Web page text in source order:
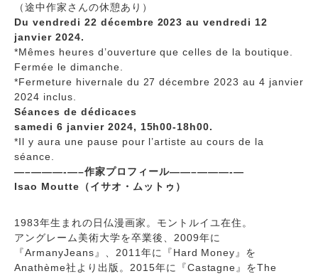
（途中作家さんの休憩あり）
Du vendredi 22 décembre 2023 au vendredi 12
janvier 2024.
*Mêmes heures d’ouverture que celles de la boutique.
Fermée le dimanche.
*Fermeture hivernale du 27 décembre 2023 au 4 janvier
2024 inclus.
Séances de dédicaces
samedi 6 janvier 2024, 15h00-18h00.
*Il y aura une pause pour l’artiste au cours de la
séance.
—–———-—–作家プロフィール——–———-—
Isao Moutte（イサオ・ムットゥ）
1983年生まれの日仏漫画家。モントルイユ在住。
アングレーム美術大学を卒業後、2009年に
『ArmanyJeans』、2011年に『Hard Money』を
Anathème社より出版。2015年に『Castagne』をThe